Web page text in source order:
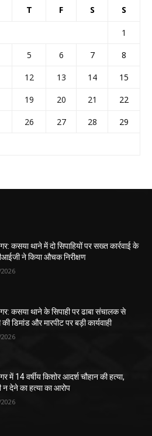
T F S S
1
5 6 7
8
12 13 14
15
19 20 21
22
26 27 28
29
कसया थाने में दो सिपाहियों पर सख्त कार्रवाई के
ने किया औचक निरीक्षण
कसया थाने के सिपाही पर ढाबा संचालक से
डिमांड और मारपीट पर बड़ी कार्यवाही
में 14 वर्षीय किशोर आदर्श चौहान की हत्या,
न देने का हत्या का आरोप